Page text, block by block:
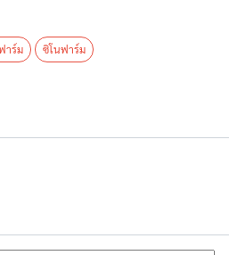
าร์ม ซิโนฟาร์ม